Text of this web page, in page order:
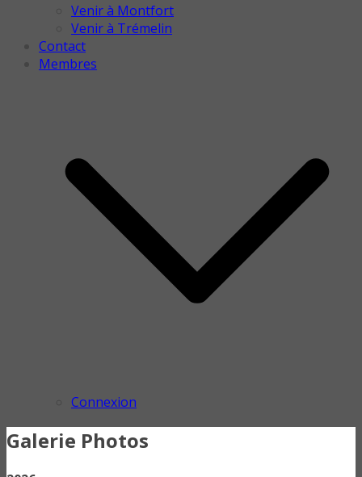
Venir à Montfort
Venir à Trémelin
Contact
Membres
Connexion
Galerie Photos